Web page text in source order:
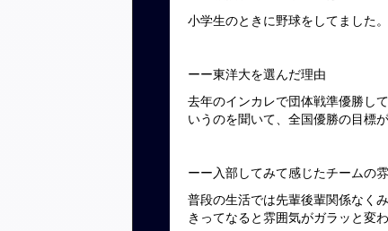
小学生のときに野球をしてました。
ーー東洋大を選んだ理由
去年のインカレで団体戦準優勝し
いうのを聞いて、全国優勝の目標
ーー入部してみて感じたチームの
普段の生活では先輩後輩関係なく
きってなると雰囲気がガラッと変